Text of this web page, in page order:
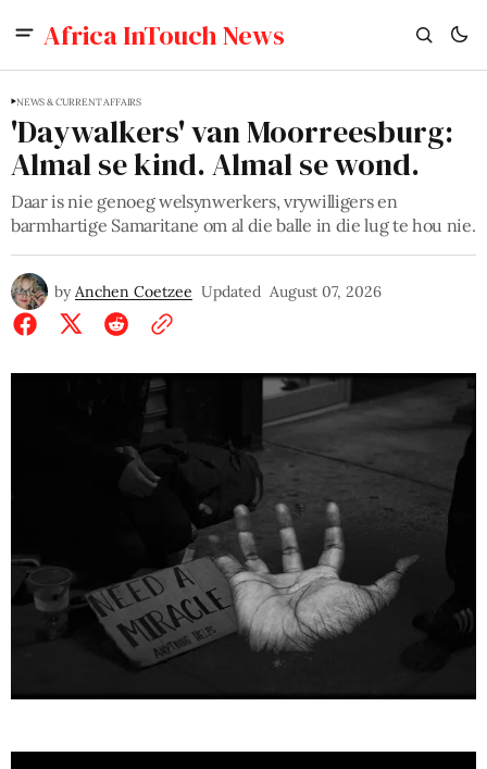
Africa InTouch News
NEWS & CURRENT AFFAIRS
'Daywalkers' van Moorreesburg:
Almal se kind. Almal se wond.
Daar is nie genoeg welsynwerkers, vrywilligers en
barmhartige Samaritane om al die balle in die lug te hou nie.
by Anchen Coetzee Updated August 07, 2026